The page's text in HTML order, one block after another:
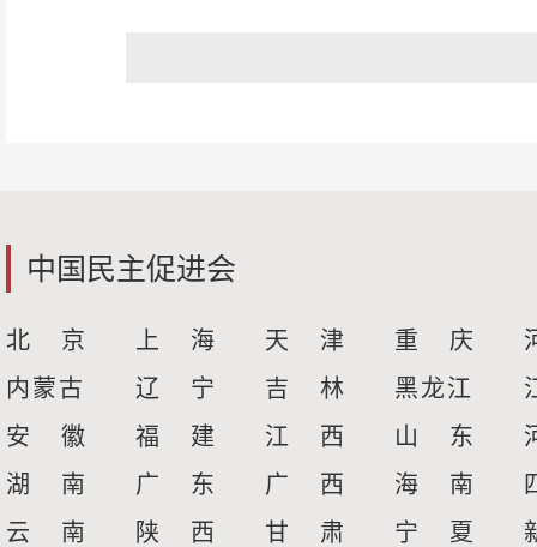
中国民主促进会
北 京 上 海 天 津 重 庆
内蒙古
辽 宁 吉 林 黑龙江
安 徽
福 建 江 西 山 东
湖 南
广 东 广 西 海 南
云 南
陕 西 甘 肃 宁 夏